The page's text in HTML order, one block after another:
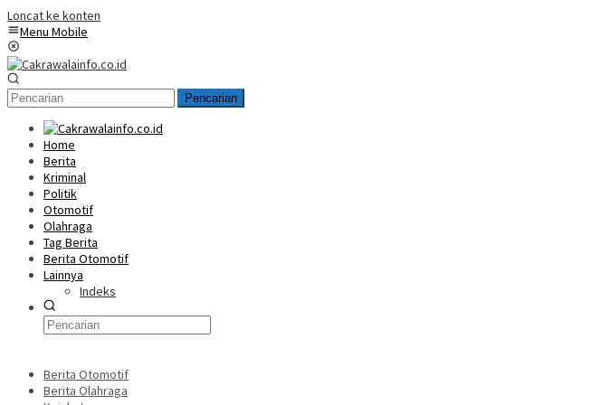
Loncat ke konten
Menu Mobile
Pencarian
Home
Berita
Kriminal
Politik
Otomotif
Olahraga
Tag Berita
Berita Otomotif
Lainnya
Indeks
Berita Otomotif
Berita Olahraga